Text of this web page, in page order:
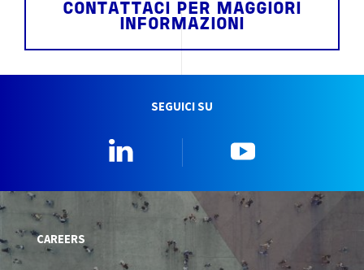
CONTATTACI PER MAGGIORI
INFORMAZIONI
SEGUICI SU
CAREERS